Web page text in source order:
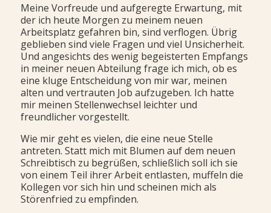
Meine Vorfreude und aufgeregte Erwartung, mit
der ich heute Morgen zu meinem neuen
Arbeitsplatz gefahren bin, sind verflogen. Übrig
geblieben sind viele Fragen und viel Unsicherheit.
Und angesichts des wenig begeisterten Empfangs
in meiner neuen Abteilung frage ich mich, ob es
eine kluge Entscheidung von mir war, meinen
alten und vertrauten Job aufzugeben. Ich hatte
mir meinen Stellenwechsel leichter und
freundlicher vorgestellt.
Wie mir geht es vielen, die eine neue Stelle
antreten. Statt mich mit Blumen auf dem neuen
Schreibtisch zu begrüßen, schließlich soll ich sie
von einem Teil ihrer Arbeit entlasten, muffeln die
Kollegen vor sich hin und scheinen mich als
Störenfried zu empfinden.